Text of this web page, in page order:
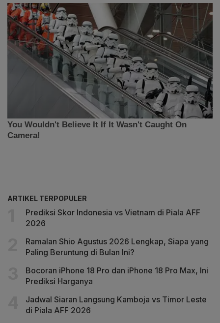
ARTIKEL TERPOPULER
Prediksi Skor Indonesia vs Vietnam di Piala AFF
2026
Ramalan Shio Agustus 2026 Lengkap, Siapa yang
Paling Beruntung di Bulan Ini?
Bocoran iPhone 18 Pro dan iPhone 18 Pro Max, Ini
Prediksi Harganya
Jadwal Siaran Langsung Kamboja vs Timor Leste
di Piala AFF 2026